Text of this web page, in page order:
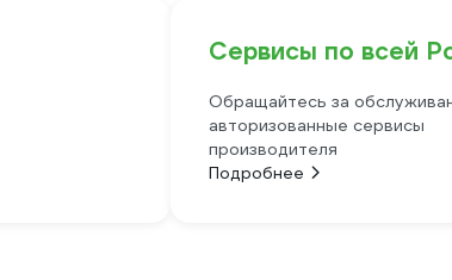
Сервисы по всей
Обращайтесь за
авторизованные сервисы
производителя
Подробнее